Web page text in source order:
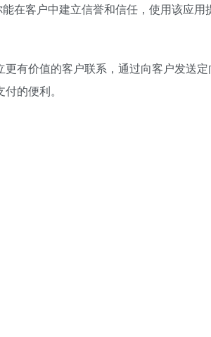
在客户中建立信誉和信任，使用该应用
有价值的客户联系，通过向客户发送
的便利。